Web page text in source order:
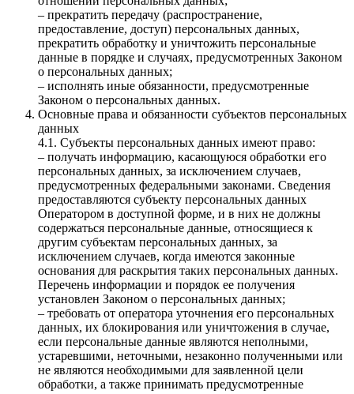
– прекратить передачу (распространение,
предоставление, доступ) персональных данных,
прекратить обработку и уничтожить персональные
данные в порядке и случаях, предусмотренных Законом
о персональных данных;
– исполнять иные обязанности, предусмотренные
Законом о персональных данных.
Основные права и обязанности субъектов персональных
данных
4.1. Субъекты персональных данных имеют право:
– получать информацию, касающуюся обработки его
персональных данных, за исключением случаев,
предусмотренных федеральными законами. Сведения
предоставляются субъекту персональных данных
Оператором в доступной форме, и в них не должны
содержаться персональные данные, относящиеся к
другим субъектам персональных данных, за
исключением случаев, когда имеются законные
основания для раскрытия таких персональных данных.
Перечень информации и порядок ее получения
установлен Законом о персональных данных;
– требовать от оператора уточнения его персональных
данных, их блокирования или уничтожения в случае,
если персональные данные являются неполными,
устаревшими, неточными, незаконно полученными или
не являются необходимыми для заявленной цели
обработки, а также принимать предусмотренные